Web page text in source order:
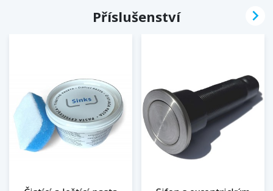
Příslušenství 